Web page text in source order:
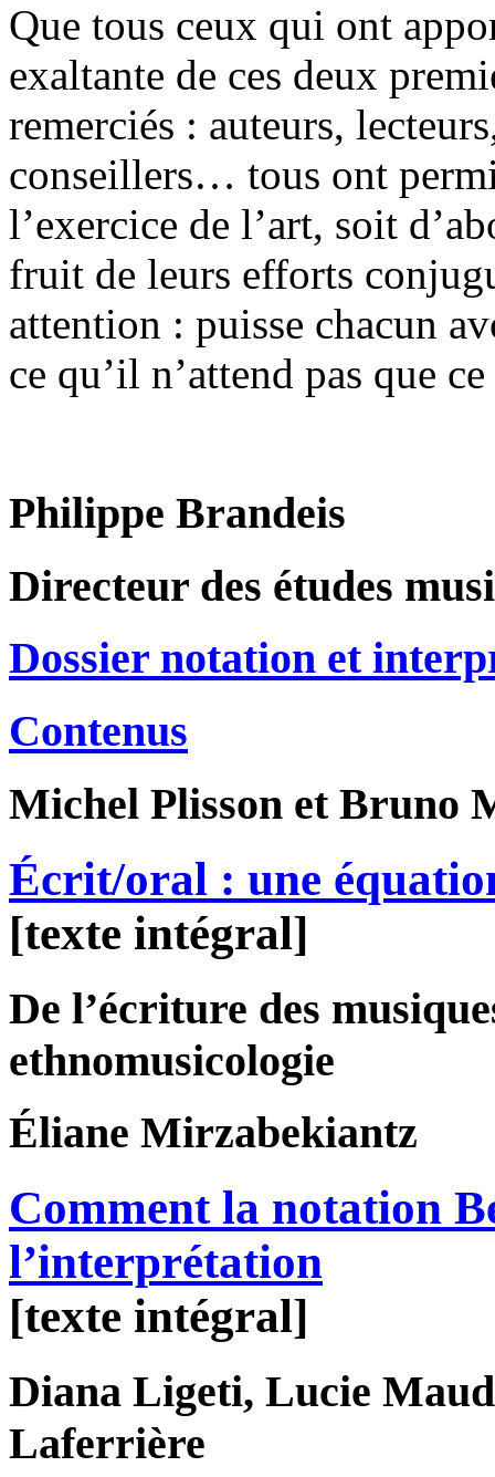
Que tous ceux qui ont
exaltante de ces deux
remerciés : auteurs,
conseillers… tous ont
l’exercice de l’art, soit
fruit de leurs efforts
attention : puisse chacun
ce qu’il n’attend pas que
Philippe Brandeis
Directeur des études
Dossier notation et
Contenus
Michel Plisson et Bruno
Écrit/oral : une
[texte intégral]
De l’écriture des
ethnomusicologie
Éliane Mirzabekiantz
Comment la notation
l’interprétation
[texte intégral]
Diana Ligeti, Lucie
Laferrière